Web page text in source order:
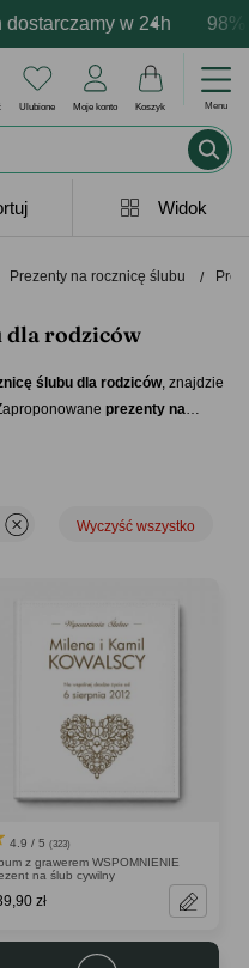
w 24h 98%
i darmowapozytywne
Ulubione Moje konto Koszyk Menu
Prezenty na rocznicę ślubu
dla rodziców
ślubu dla rodziców, znajdzie
prezenty na
dla rodziców
jak lubią.
Widok
Wyczyść wszystko
4.9 / 5 (323)
z grawerem WSPOMNIENIE
na ślub cywilny
zł